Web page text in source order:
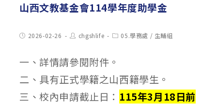
山西文教基金會114學年度助學金
Post2026-02-26
Post
author:
chgshlife
Post05.學務處 / 生輔組
一、詳情請參閱附件。
二、具有正式學籍之山西籍學生。
三、校內申請截止日： 115年3月18日前